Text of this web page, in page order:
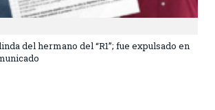
del hermano del “R1”; fue expulsado en